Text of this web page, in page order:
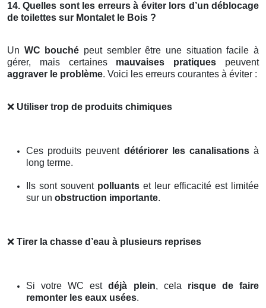
14. Quelles sont les erreurs à éviter lors d’un déblocage
de toilettes sur Montalet le Bois ?
Un WC bouché peut sembler être une situation facile à
gérer, mais certaines mauvaises pratiques peuvent
aggraver le problème. Voici les erreurs courantes à éviter :
❌ Utiliser trop de produits chimiques
Ces produits peuvent détériorer les canalisationsà
long terme.
Ils sont souvent polluants et leur efficacité est limitée
sur un obstruction importante.
❌ Tirer la chasse d’eau à plusieurs reprises
Si votre WC estdéjà plein, cela risque de faire
remonter les eaux usées.